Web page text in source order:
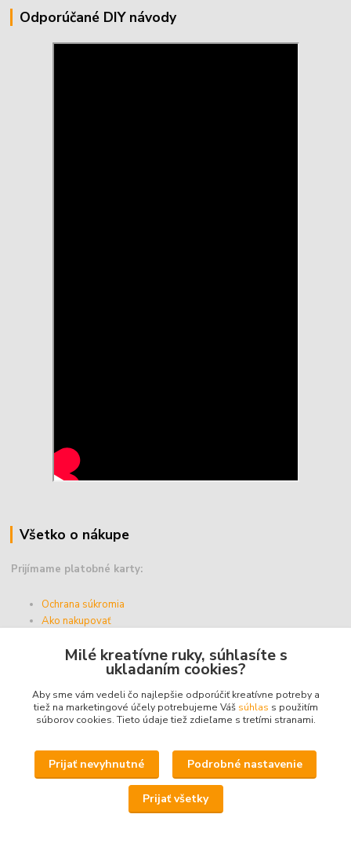
Odporúčané DIY návody
Všetko o nákupe
Prijímame platobné karty:
Ochrana súkromia
Ako nakupovať
Doprava a platba
Obchodné podmienky
Upravit sběr cookies.
© 2025 - ABZ Trio, s.r.o. - kreativneruky.sk, All Rights Reserved.
Icons made byFreepikfromwww.flaticon.com
Milé kreatívne ruky, súhlasíte s
ukladaním cookies?
Aby sme vám vedeli čo najlepšie odporúčiť kreatívne potreby a
tiež na marketingové účely potrebujeme Váš súhlas s použitím
súborov cookies. Tieto údaje tiež zdieľame s tretími stranami.
Prijať nevyhnutné Podrobné nastavenie
Prijať všetky